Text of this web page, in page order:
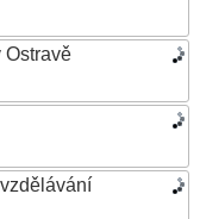
Ostravě